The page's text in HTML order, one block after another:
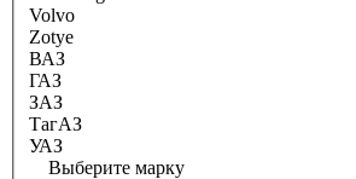
Volvo
Zotye
ВАЗ
ГАЗ
ЗАЗ
ТагАЗ
УАЗ
Выберите марку